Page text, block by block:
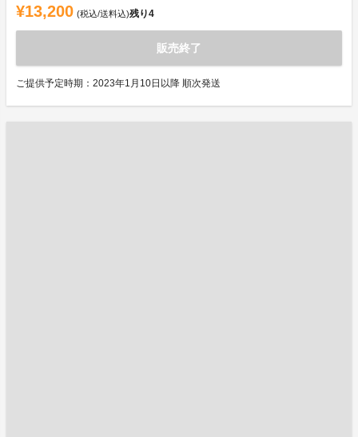
¥13,200 (税込/送料込)残り4
販売終了
ご提供予定時期：2023年1月10日以降 順次発送